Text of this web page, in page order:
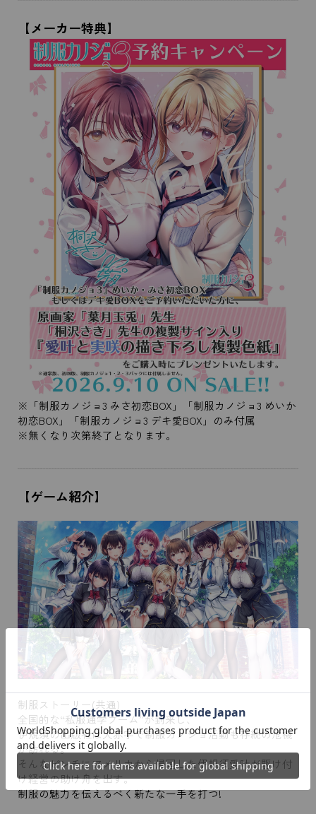
【メーカー特典】
※「制服カノジョ3 みさ初恋BOX」「制服カノジョ3 めいか
初恋BOX」「制服カノジョ3 デキ愛BOX」のみ付属
※無くなり次第終了となります。
【ゲーム紹介】
制服ストーリー(共通)
全国的な“私服通学ブーム”が到来し、
伊規須の出版社は大赤字で制服カノジョ活動も存続の危機
が訪れる。
そんなピンチにアメリカから帰国した伊規須愛叶が駆け付
け経営の助け舟を出す。
制服の魅力を伝えるべく新たな一手を打つ!